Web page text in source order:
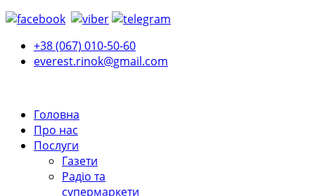
+38 (067) 010-50-60
everest.rinok@gmail.com
Головна
Про нас
Послуги
Газети
Радіо та
супермаркети